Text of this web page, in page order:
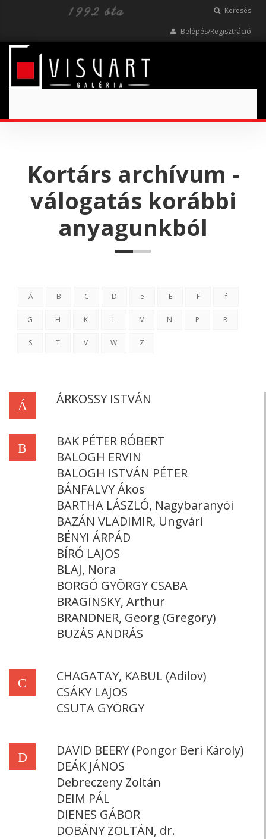
Keresés
Belépés/Regisztráció
Kortárs archívum -
válogatás korábbi
anyagunkból
Á B C D e E F f
G H K L M N P R
S T V W Z
Á ÁRKOSSY ISTVÁN
B
BAK PÉTER RÓBERT
BALOGH ERVIN
BALOGH ISTVÁN PÉTER
BÁNFALVY Ákos
BARTHA LÁSZLÓ, Nagybaranyói
BAZÁN VLADIMIR, Ungvári
BÉNYI ÁRPÁD
BÍRÓ LAJOS
BLAJ, Nora
BORGÓ GYÖRGY CSABA
BRAGINSKY, Arthur
BRANDNER, Georg (Gregory)
BUZÁS ANDRÁS
C
CHAGATAY, KABUL (Adilov)
CSÁKY LAJOS
CSUTA GYÖRGY
D
DAVID BEERY (Pongor Beri Károly)
DEÁK JÁNOS
Debreczeny Zoltán
DEIM PÁL
DIENES GÁBOR
DOBÁNY ZOLTÁN, dr.